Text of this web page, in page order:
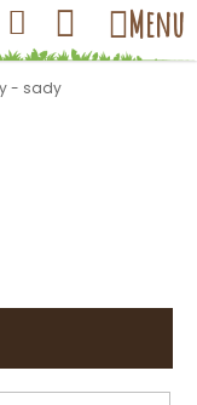
Hledat Přihlášení
Nákupní
košík
Menu
- sady